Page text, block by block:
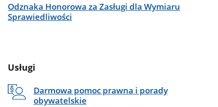
Odznaka Honorowa za Zasługi dla Wymiaru
Sprawiedliwości
Usługi
Darmowa pomoc prawna i porady
obywatelskie